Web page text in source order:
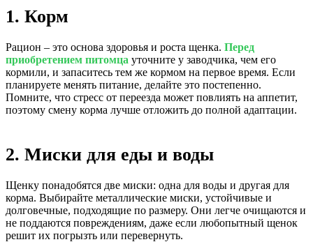
1. Корм
Рацион – это основа здоровья и роста щенка. Перед
приобретением питомца уточните у заводчика, чем его
кормили, и запаситесь тем же кормом на первое время. Если
планируете менять питание, делайте это постепенно.
Помните, что стресс от переезда может повлиять на аппетит,
поэтому смену корма лучше отложить до полной адаптации.
2. Миски для еды и воды
Щенку понадобятся две миски: одна для воды и другая для
корма. Выбирайте металлические миски, устойчивые и
долговечные, подходящие по размеру. Они легче очищаются и
не поддаются повреждениям, даже если любопытный щенок
решит их погрызть или перевернуть.